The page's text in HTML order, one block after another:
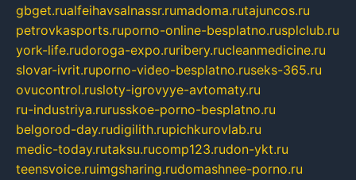
gbget.rualfeihavsalnassr.rumadoma.rutajuncos.ru
petrovkasports.ruporno-online-besplatno.rusplclub.ru
york-life.rudoroga-expo.ruribery.rucleanmedicine.ru
slovar-ivrit.ruporno-video-besplatno.ruseks-365.ru
ovucontrol.rusloty-igrovyye-avtomaty.ru
ru-industriya.rurusskoe-porno-besplatno.ru
belgorod-day.rudigilith.rupichkurovlab.ru
medic-today.rutaksu.rucomp123.rudon-ykt.ru
teensvoice.ruimgsharing.rudomashnee-porno.ru